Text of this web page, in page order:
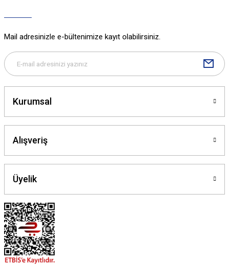
Gönder
Mail adresinizle e-bültenimize kayıt olabilirsiniz.
Kurumsal
Alışveriş
Üyelik